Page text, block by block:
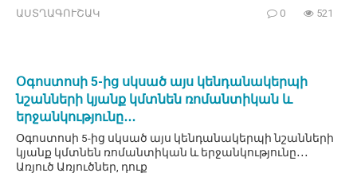
ԱՍՏՂԱԳՈՒՇԱԿ 0 521
Օգոստոսի 5-ից սկսած այս կենդանակերպի
նշանների կյանք կմտնեն ռոմանտիկան և
երջանկությունը․․․
Օգոստոսի 5-ից սկսած այս կենդանակերպի նշանների
կյանք կմտնեն ռոմանտիկան և երջանկությունը․․․
Առյուծ Առյուծներ, դուք